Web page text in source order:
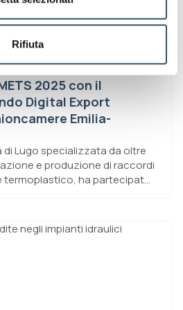
Rifiuta
2025 con il
Digital Export
Emilia-
di Lugo specializzata da oltre
e produzione di raccordi
termoplastico, ha partecipato
marine, prendendo parte
del proprio percorso di